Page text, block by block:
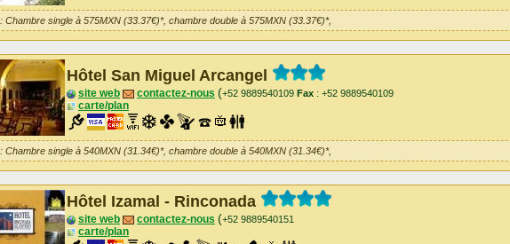
: Chambre single à 575MXN (33.37€)*, chambre double à 575MXN (33.37€)*,
Hôtel San Miguel Arcangel
site web contactez-nous (+52 9889540109 Fax : +52 9889540109
carte/plan
: Chambre single à 540MXN (31.34€)*, chambre double à 540MXN (31.34€)*,
Hôtel Izamal - Rinconada
site web contactez-nous (+52 9889540151
carte/plan